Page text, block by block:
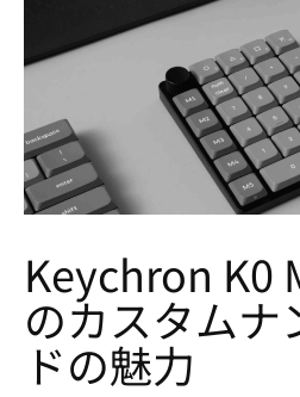
Keychron K0
のカスタムナ
ドの魅力